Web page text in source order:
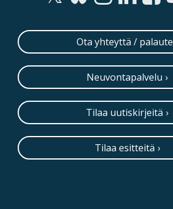
Ota yhteyttä / palaute
Neuvontapalvelu
Tilaa uutiskirjeitä
Tilaa esitteitä